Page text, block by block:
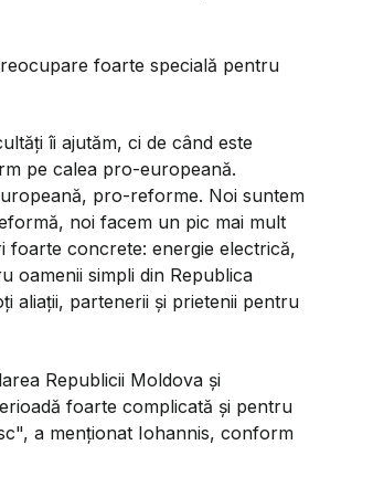
foarte specială pentru
îi ajutăm, ci de când este
pe calea pro-europeană.
pro-reforme. Noi suntem
noi facem un pic mai mult
foarte concrete: energie electrică,
oamenii simpli din Republica
aliaţii, partenerii şi prietenii pentru
Republicii Moldova şi
foarte complicată şi pentru
a menționat Iohannis, conform